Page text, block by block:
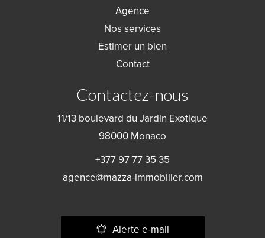
Agence
Nos services
Estimer un bien
Contact
Contactez-nous
11/13 boulevard du Jardin Exotique
98000 Monaco
+377 97 77 35 35
agence@mazza-immobilier.com
Alerte e-mail